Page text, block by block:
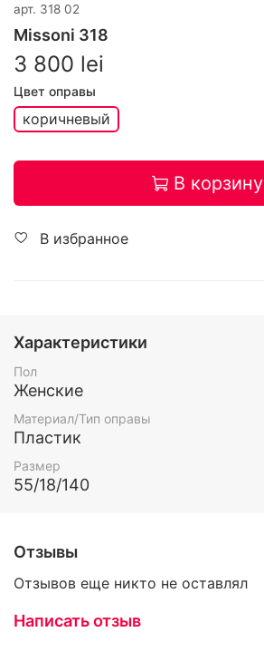
арт. 318 02
Missoni 318
3 800 lei
Цвет оправы
коричневый
В корзину
В избранное
Характеристики
Пол
Женские
Материал/Тип оправы
Пластик
Размер
55/18/140
Отзывы
Отзывов еще никто не оставлял
Написать отзыв